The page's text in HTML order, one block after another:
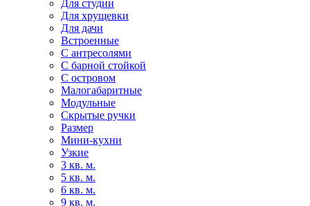
Для студии
Для хрущевки
Для дачи
Встроенные
С антресолями
С барной стойкой
С островом
Малогабаритные
Модульные
Скрытые ручки
Размер
Мини-кухни
Узкие
3 кв. м.
5 кв. м.
6 кв. м.
9 кв. м.